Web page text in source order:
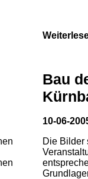
Bau
10-06-
Die Bilder